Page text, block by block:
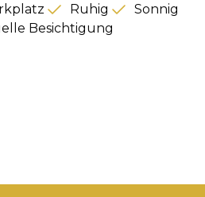
Ruhig
Sonnig
Besichtigung